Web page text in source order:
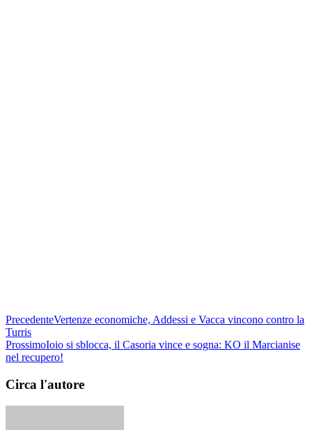
PrecedenteVertenze economiche, Addessi e Vacca vincono contro la
Turris
ProssimoIoio si sblocca, il Casoria vince e sogna: KO il Marcianise
nel recupero!
Circa l'autore